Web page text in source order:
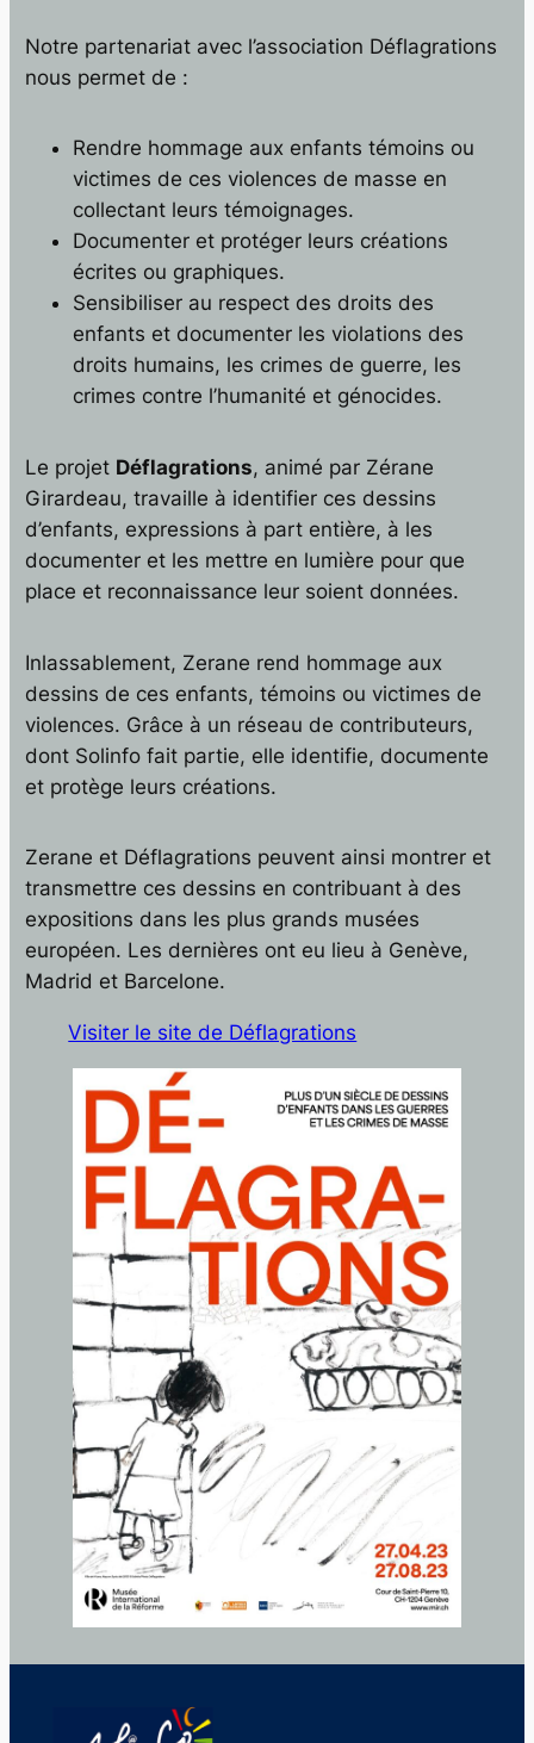
Notre partenariat avec l’association Déflagrations
nous permet de :
Rendre hommage aux enfants témoins ou
victimes de ces violences de masse en
collectant leurs témoignages.
Documenter et protéger leurs créations
écrites ou graphiques.
Sensibiliser au respect des droits des
enfants et documenter les violations des
droits humains, les crimes de guerre, les
crimes contre l’humanité et génocides.
Le projet Déflagrations, animé par Zérane
Girardeau, travaille à identifier ces dessins
d’enfants, expressions à part entière, à les
documenter et les mettre en lumière pour que
place et reconnaissance leur soient données.
Inlassablement, Zerane rend hommage aux
dessins de ces enfants, témoins ou victimes de
violences. Grâce à un réseau de contributeurs,
dont Solinfo fait partie, elle identifie, documente
et protège leurs créations.
Zerane et Déflagrations peuvent ainsi montrer et
transmettre ces dessins en contribuant à des
expositions dans les plus grands musées
européen. Les dernières ont eu lieu à Genève,
Madrid et Barcelone.
Visiter le site de Déflagrations